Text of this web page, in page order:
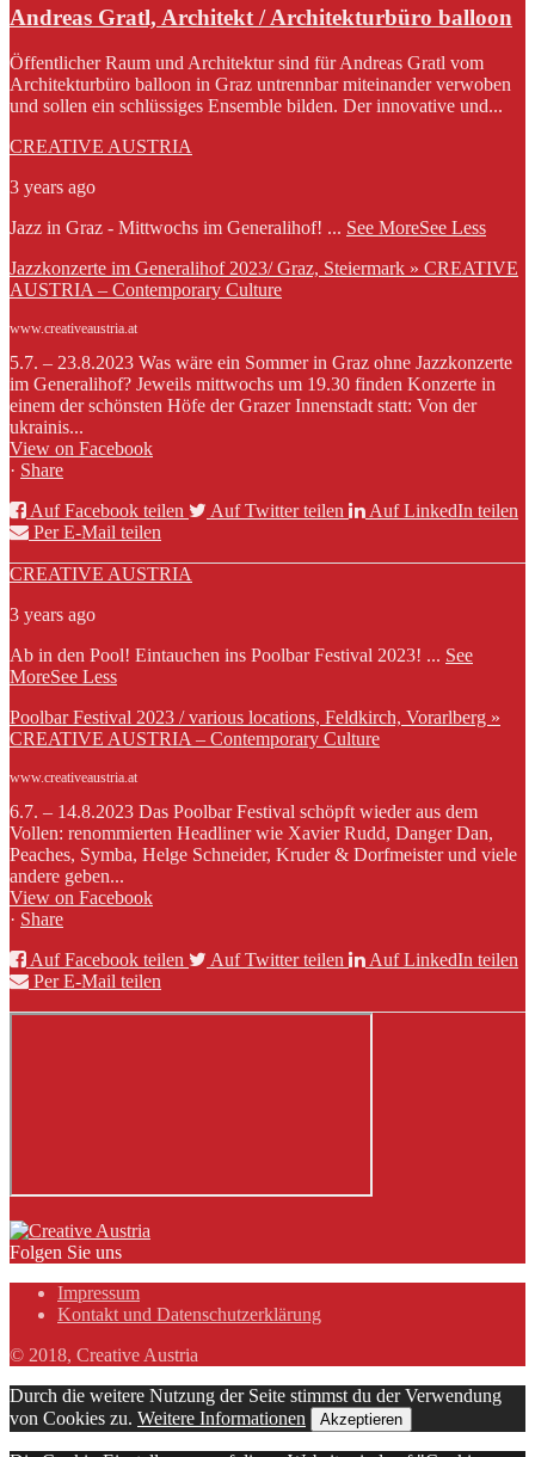
Andreas Gratl, Architekt / Architekturbüro balloon
Öffentlicher Raum und Architektur sind für Andreas Gratl vom
Architekturbüro balloon in Graz untrennbar miteinander verwoben
und sollen ein schlüssiges Ensemble bilden. Der innovative und...
CREATIVE AUSTRIA
3 years ago
Jazz in Graz - Mittwochs im Generalihof! ... See MoreSee Less
Jazzkonzerte im Generalihof 2023/ Graz, Steiermark » CREATIVE
AUSTRIA – Contemporary Culture
www.creativeaustria.at
5.7. – 23.8.2023 Was wäre ein Sommer in Graz ohne Jazzkonzerte
im Generalihof? Jeweils mittwochs um 19.30 finden Konzerte in
einem der schönsten Höfe der Grazer Innenstadt statt: Von der
ukrainis...
View on Facebook
· Share
Auf Facebook teilen
Auf Twitter teilen
Auf LinkedIn teilen
Per E-Mail teilen
CREATIVE AUSTRIA
3 years ago
Ab in den Pool! Eintauchen ins Poolbar Festival 2023! ... See
MoreSee Less
Poolbar Festival 2023 / various locations, Feldkirch, Vorarlberg »
CREATIVE AUSTRIA – Contemporary Culture
www.creativeaustria.at
6.7. – 14.8.2023 Das Poolbar Festival schöpft wieder aus dem
Vollen: renommierten Headliner wie Xavier Rudd, Danger Dan,
Peaches, Symba, Helge Schneider, Kruder & Dorfmeister und viele
andere geben...
View on Facebook
· Share
Auf Facebook teilen
Auf Twitter teilen
Auf LinkedIn teilen
Per E-Mail teilen
Folgen Sie uns
Impressum
Kontakt und Datenschutzerklärung
© 2018, Creative Austria
Durch die weitere Nutzung der Seite stimmst du der Verwendung
von Cookies zu. Weitere Informationen Akzeptieren